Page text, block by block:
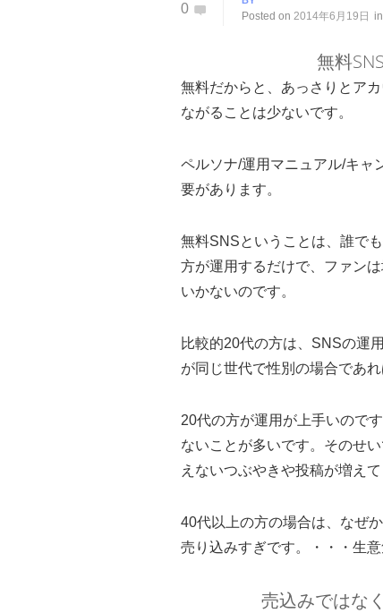
0 Posted on 2014年6月19日 in
無料
無料だからと、あっさりとア
ながることは少ないです。
ペルソナ/運用マニュアル/キャ
要があります。
無料SNSということは、誰で
方が運用するだけで、ファン
いかないのです。
比較的20代の方は、SNSの運
が同じ世代で性別の場合であ
20代の方が運用が上手いので
ないことが多いです。そのせ
えないつぶやきや投稿が増えて
40代以上の方の場合は、なぜ
売り込みすぎです。・・・生
売込みではな